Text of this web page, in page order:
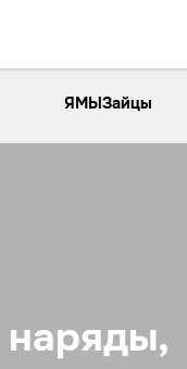
ЯМЫЗайцы
наряды,